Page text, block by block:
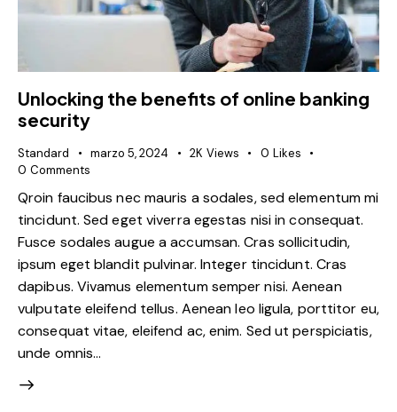
Unlocking the benefits of online banking
security
Standard marzo 5, 2024 2K Views 0 Likes
0 Comments
Qroin faucibus nec mauris a sodales, sed elementum mi
tincidunt. Sed eget viverra egestas nisi in consequat.
Fusce sodales augue a accumsan. Cras sollicitudin,
ipsum eget blandit pulvinar. Integer tincidunt. Cras
dapibus. Vivamus elementum semper nisi. Aenean
vulputate eleifend tellus. Aenean leo ligula, porttitor eu,
consequat vitae, eleifend ac, enim. Sed ut perspiciatis,
unde omnis…